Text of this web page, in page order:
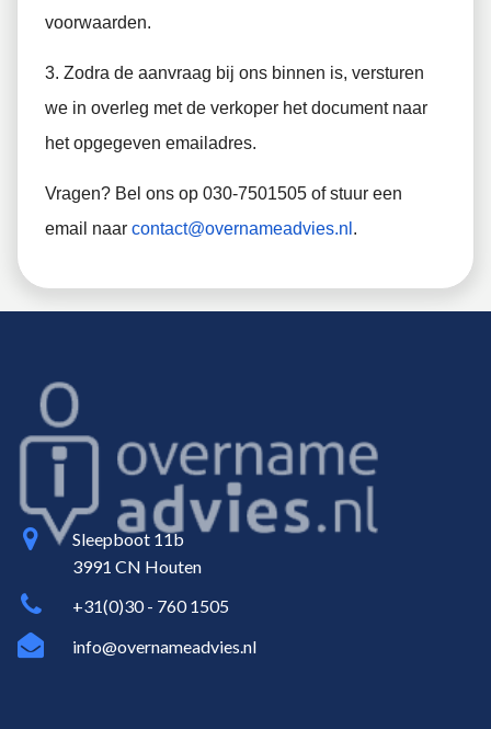
voorwaarden.
3. Zodra de aanvraag bij ons binnen is, versturen
we in overleg met de verkoper het document naar
het opgegeven emailadres.
Vragen? Bel ons op 030-7501505 of stuur een
email naar contact@overnameadvies.nl .
Sleepboot 11b
3991 CN Houten
+31(0)30 - 760 1505
info@overnameadvies.nl